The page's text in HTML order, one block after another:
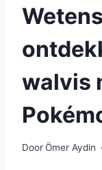
walvis
DoorÖmer Aydin